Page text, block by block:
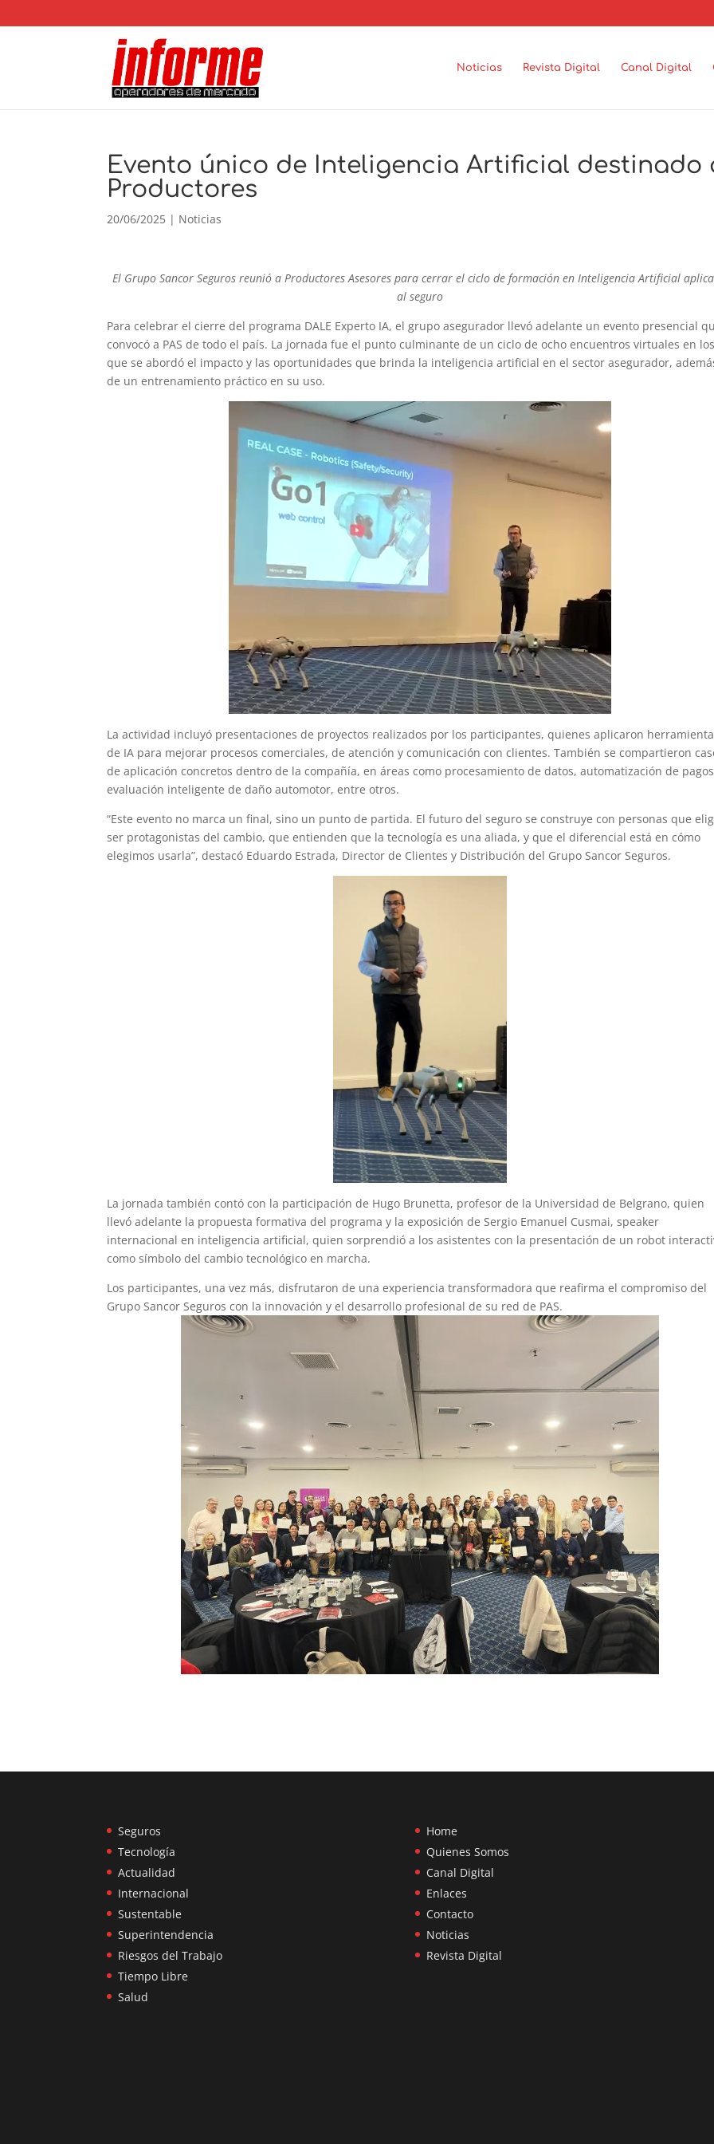
Noticias Revista Digital Canal Digital
Evento único de Inteligencia Artificial destinado
Productores
20/06/2025 | Noticias
El Grupo Sancor Seguros reunió a Productores Asesores para cerrar el ciclo de formación en Inteligencia Artificial
al seguro
Para celebrar el cierre del programa DALE Experto IA, el grupo asegurador llevó adelante un evento presencial
convocó a PAS de todo el país. La jornada fue el punto culminante de un ciclo de ocho encuentros virtuales en
que se abordó el impacto y las oportunidades que brinda la inteligencia artificial en el sector asegurador,
de un entrenamiento práctico en su uso.
La actividad incluyó presentaciones de proyectos realizados por los participantes, quienes aplicaron
de IA para mejorar procesos comerciales, de atención y comunicación con clientes. También se compartieron
de aplicación concretos dentro de la compañía, en áreas como procesamiento de datos, automatización de
evaluación inteligente de daño automotor, entre otros.
“Este evento no marca un final, sino un punto de partida. El futuro del seguro se construye con personas que
ser protagonistas del cambio, que entienden que la tecnología es una aliada, y que el diferencial está en cómo
elegimos usarla”, destacó Eduardo Estrada, Director de Clientes y Distribución del Grupo Sancor Seguros.
La jornada también contó con la participación de Hugo Brunetta, profesor de la Universidad de Belgrano, quien
llevó adelante la propuesta formativa del programa y la exposición de Sergio Emanuel Cusmai, speaker
internacional en inteligencia artificial, quien sorprendió a los asistentes con la presentación de un robot
como símbolo del cambio tecnológico en marcha.
Los participantes, una vez más, disfrutaron de una experiencia transformadora que reafirma el compromiso del
Grupo Sancor Seguros con la innovación y el desarrollo profesional de su red de PAS.
Seguros
Tecnología
Actualidad
Internacional
Sustentable
Superintendencia
Riesgos del Trabajo
Tiempo Libre
Salud
Home
Quienes Somos
Canal Digital
Enlaces
Contacto
Noticias
Revista Digital